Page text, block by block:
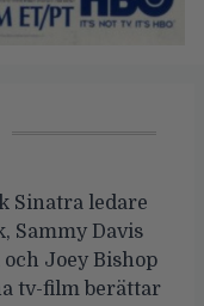
Sinatra ledare
Sammy Davis
Joey Bishop
tv-film berättar